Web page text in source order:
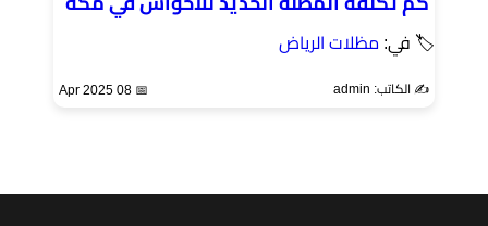
🏷 في: مظلات الرياض
✍️ الكاتب: admin 📅 08 Apr 2025